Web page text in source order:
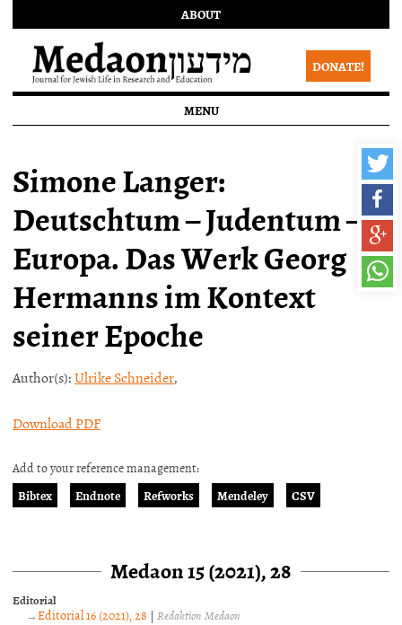
ABOUT
DONATE!
MENU
Simone Langer:
Deutschtum – Judentum –
Europa. Das Werk Georg
Hermanns im Kontext
seiner Epoche
Author(s):Ulrike Schneider,
Download PDF
Add to your reference management:
Bibtex
Endnote Refworks Mendeley CSV
Medaon 15 (2021), 28
Editorial
Editorial 16 (2021), 28 |Redaktion Medaon